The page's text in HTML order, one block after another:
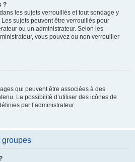
?
les sujets verrouillés et tout sondage y
sujets peuvent être verrouillés pour
ou un administrateur. Selon les
vous pouvez ou non verrouiller
qui peuvent être associées à des
La possibilité d’utiliser des icônes de
par l’administrateur.
groupes